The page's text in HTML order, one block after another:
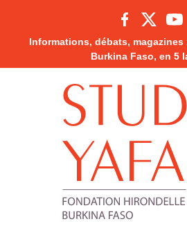
Informations, débats,
Burkina Faso, en 5